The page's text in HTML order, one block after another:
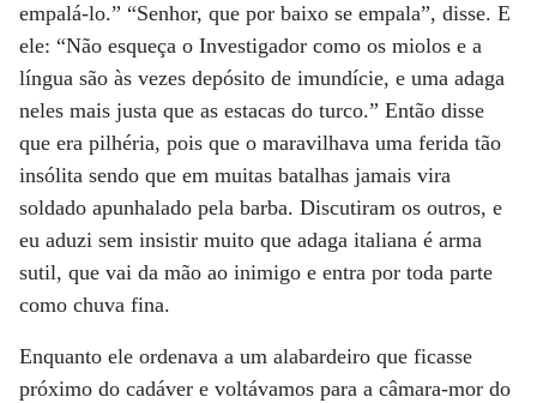
empalá-lo.” “Senhor, que por baixo se empala”, disse. E
ele: “Não esqueça o Investigador como os miolos e a
língua são às vezes depósito de imundície, e uma adaga
neles mais justa que as estacas do turco.” Então disse
que era pilhéria, pois que o maravilhava uma ferida tão
insólita sendo que em muitas batalhas jamais vira
soldado apunhalado pela barba. Discutiram os outros, e
eu aduzi sem insistir muito que adaga italiana é arma
sutil, que vai da mão ao inimigo e entra por toda parte
como chuva fina.
Enquanto ele ordenava a um alabardeiro que ficasse
próximo do cadáver e voltávamos para a câmara-mor do